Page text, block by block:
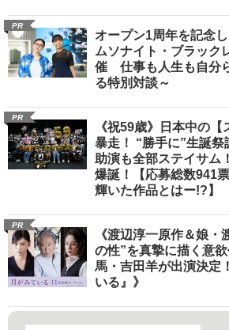
PR
オープン1周年を記念
ムソナイト・ブラック
催 仕事も人生も自分
る特別対談～
PR
《祝59歳》日本中の
暴走！ “勝手に”生誕祭
助演も全部ステイサム
爆誕！【応募総数941
輝いた作品とはー!?】
PR
《渡辺淳一原作＆娘・
の性”を真摯に描く意
馬・吉田羊が出演決定
いる』》